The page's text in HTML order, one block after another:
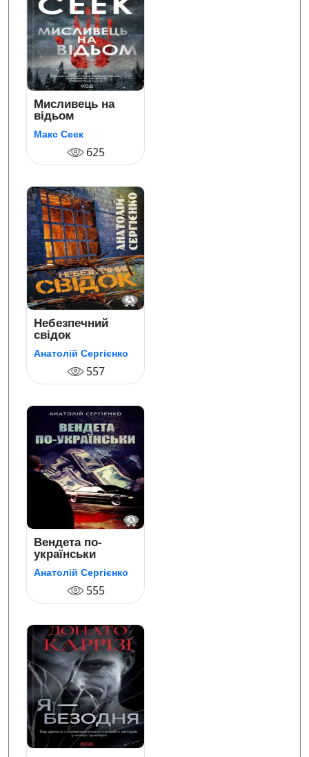
Мисливець на
відьом
Макс Сеек
625
Небезпечний
свідок
Анатолій Сергієнко
557
Вендета по-
українськи
Анатолій Сергієнко
555